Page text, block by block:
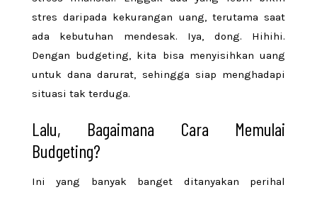
stres daripada kekurangan uang, terutama saat
ada kebutuhan mendesak. Iya, dong. Hihihi.
Dengan budgeting, kita bisa menyisihkan uang
untuk dana darurat, sehingga siap menghadapi
situasi tak terduga.
Lalu, Bagaimana Cara Memulai
Budgeting?
Ini yang banyak banget ditanyakan perihal